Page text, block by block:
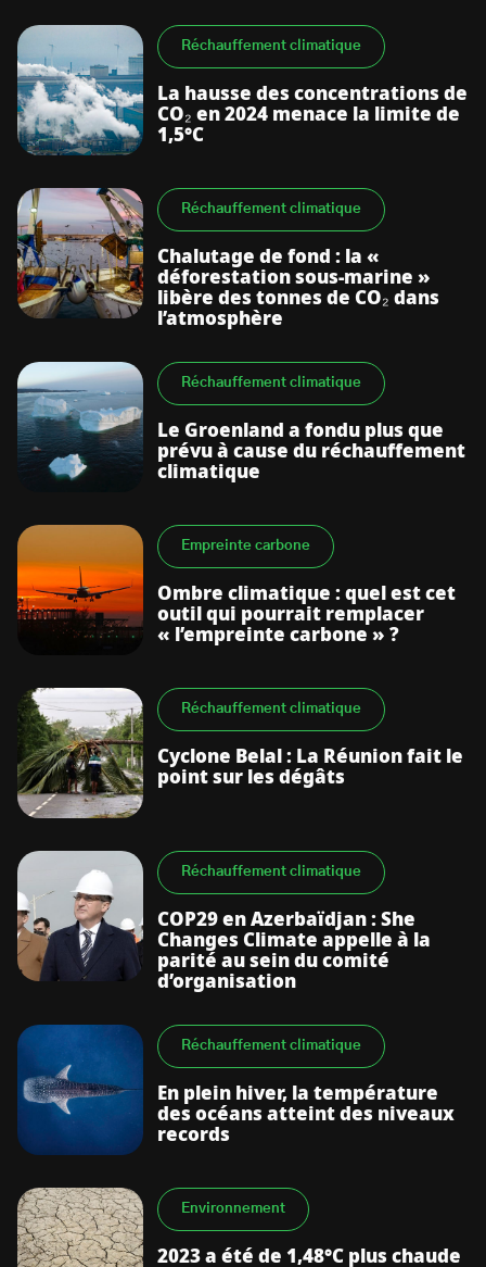
Réchauffement climatique
La hausse des concentrations de
CO₂ en 2024 menace la limite de
1,5°C
Réchauffement climatique
Chalutage de fond : la «
déforestation sous-marine »
libère des tonnes de CO₂ dans
l’atmosphère
Réchauffement climatique
Le Groenland a fondu plus que
prévu à cause du réchauffement
climatique
Empreinte carbone
Ombre climatique : quel est cet
outil qui pourrait remplacer
« l’empreinte carbone » ?
Réchauffement climatique
Cyclone Belal : La Réunion fait le
point sur les dégâts
Réchauffement climatique
COP29 en Azerbaïdjan : She
Changes Climate appelle à la
parité au sein du comité
d’organisation
Réchauffement climatique
En plein hiver, la température
des océans atteint des niveaux
records
Environnement
2023 a été de 1,48°C plus chaude